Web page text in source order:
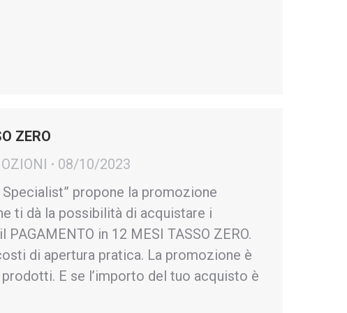
ZERO
08/10/2023
Specialist” propone la promozione
ti dà la possibilità di acquistare i
in 12 MESI TASSO ZERO.
di apertura pratica. La promozione è
E se l’importo del tuo acquisto è